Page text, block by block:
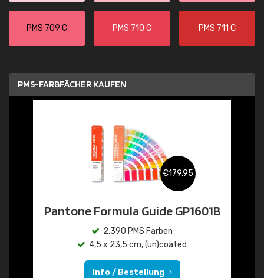
PMS 709 C PMS 710 C PMS 711 C
PMS-FARBFÄCHER KAUFEN
€179,95
Pantone Formula Guide GP1601B
2.390 PMS Farben
4,5 x 23,5 cm, (un)coated
Info / Bestellung